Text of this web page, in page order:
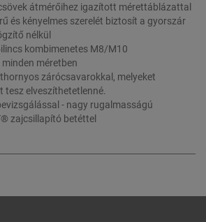
átmérőihez igazított mérettáblázattal
és kényelmes szerelét biztosít a gyorszár
nélkül
kombimenetes M8/M10
méretben
zárócsavarokkal, melyeket
tesz elveszíthetetlenné.
- nagy rugalmasságú
zajcsillapító betéttel